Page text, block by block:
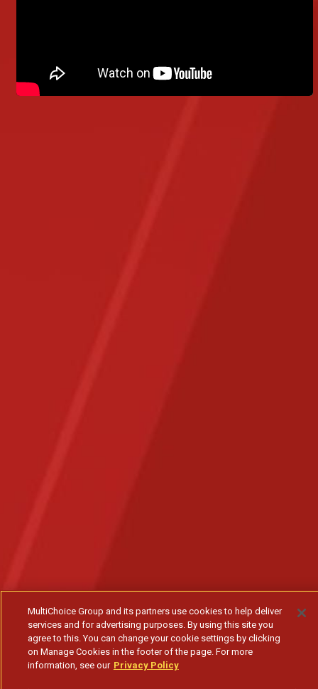
MultiChoice Group and its partners use cookies to help deliver
services and for advertising purposes. By using this site you
agree to this. You can change your cookie settings by clicking
on Manage Cookies in the footer of the page. For more
information, see our Privacy Policy